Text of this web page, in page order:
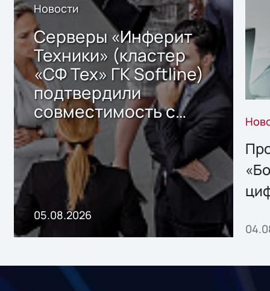
Новости
Серверы «Инферит
Техники» (кластер
«СФ Тех» ГК Softline)
подтвердили
совместимость с
решением Sharx
Storage 2.x для
хранения данных
05.08.2026